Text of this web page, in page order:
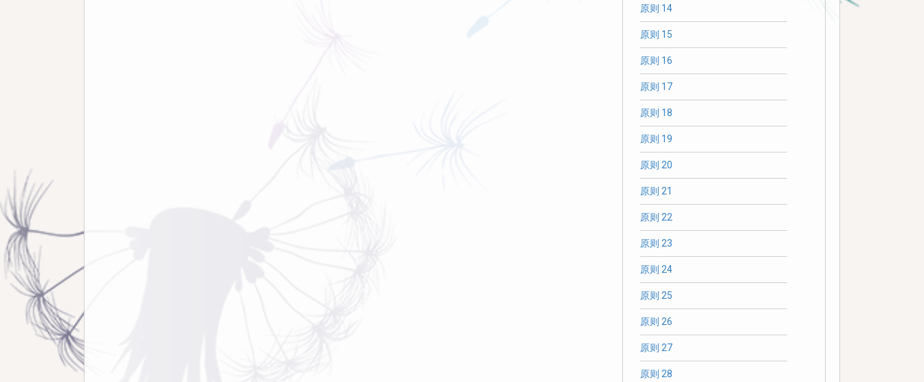
原则 14
原则 15
原则 16
原则 17
原则 18
原则 19
原则 20
原则 21
原则 22
原则 23
原则 24
原则 25
原则 26
原则 27
原则 28